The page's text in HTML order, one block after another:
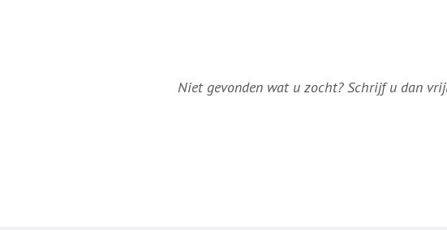
Niet gevonden wat u zocht? Schrijf u dan